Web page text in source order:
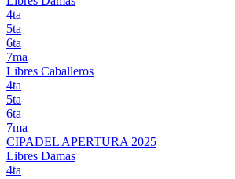
4ta
5ta
6ta
7ma
Libres Caballeros
4ta
5ta
6ta
7ma
CIPADEL APERTURA 2025
Libres Damas
4ta